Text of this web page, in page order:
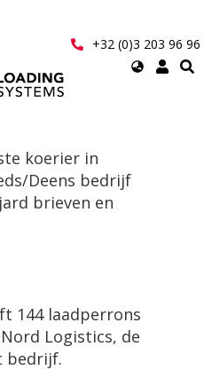
+32 (0)3 203 96 96
Select
koerier in
Deens bedrijf
brieven en
144 laadperrons
Logistics, de
bedrijf.